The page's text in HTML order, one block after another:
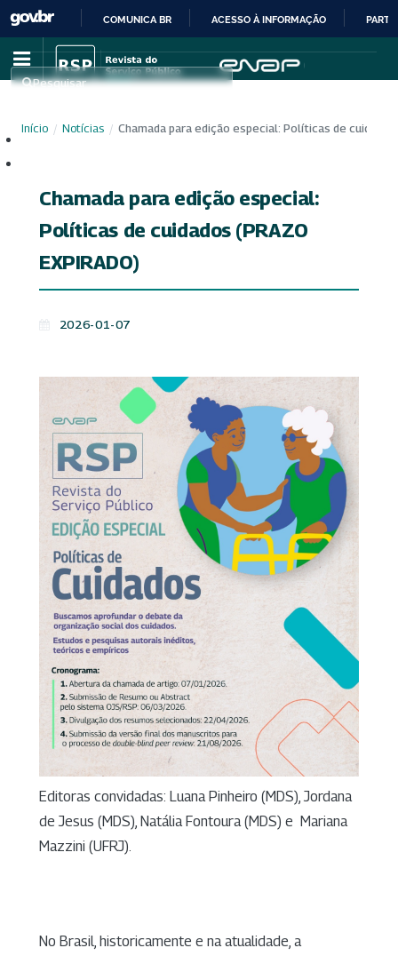
IR
PARA
COMUNICA BR ACESSO À INFORMAÇÃO
Pesquisar
Cadastro
Início / Notícias / Chamada para edição especial: Políticas de cuidados
Chamada para edição especial:
Políticas de cuidados (PRAZO
EXPIRADO)
2026-01-07
Editoras convidadas: Luana Pinheiro (MDS), Jordana
de Jesus (MDS), Natália Fontoura (MDS) e Mariana
Mazzini (UFRJ).
No Brasil, historicamente e na atualidade, a